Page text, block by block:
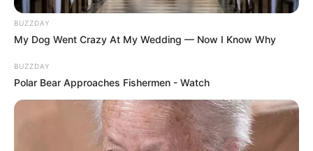
BUZZDAY
My Dog Went Crazy At My Wedding — Now I Know Why
BUZZDAY
Polar Bear Approaches Fishermen - Watch